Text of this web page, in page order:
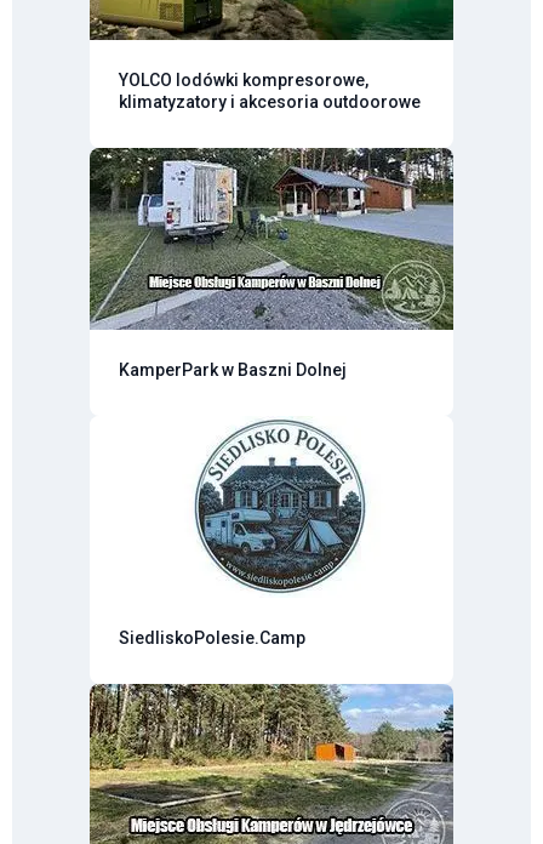
YOLCO lodówki kompresorowe,
klimatyzatory i akcesoria outdoorowe
KamperPark w Baszni Dolnej
SiedliskoPolesie.Camp